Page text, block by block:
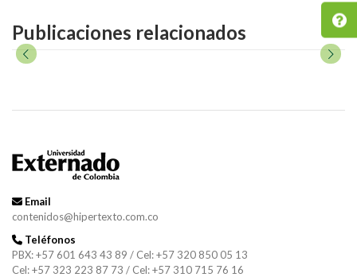
Publicaciones relacionados
Email
contenidos@hipertexto.com.co
Teléfonos
PBX: +57 601 643 43 89 / Cel: +57 320 850 05 13
Cel: +57 323 223 87 73 / Cel: +57 310 715 76 16